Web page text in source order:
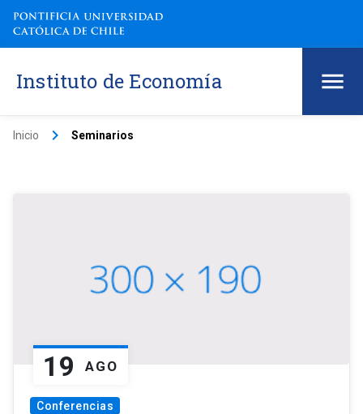
Instituto de Economía
Inicio keyboard_arrow_right Seminarios
19 AGO
Conferencias